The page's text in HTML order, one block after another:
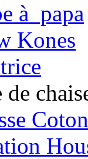
à papa
Kones
de
Coton